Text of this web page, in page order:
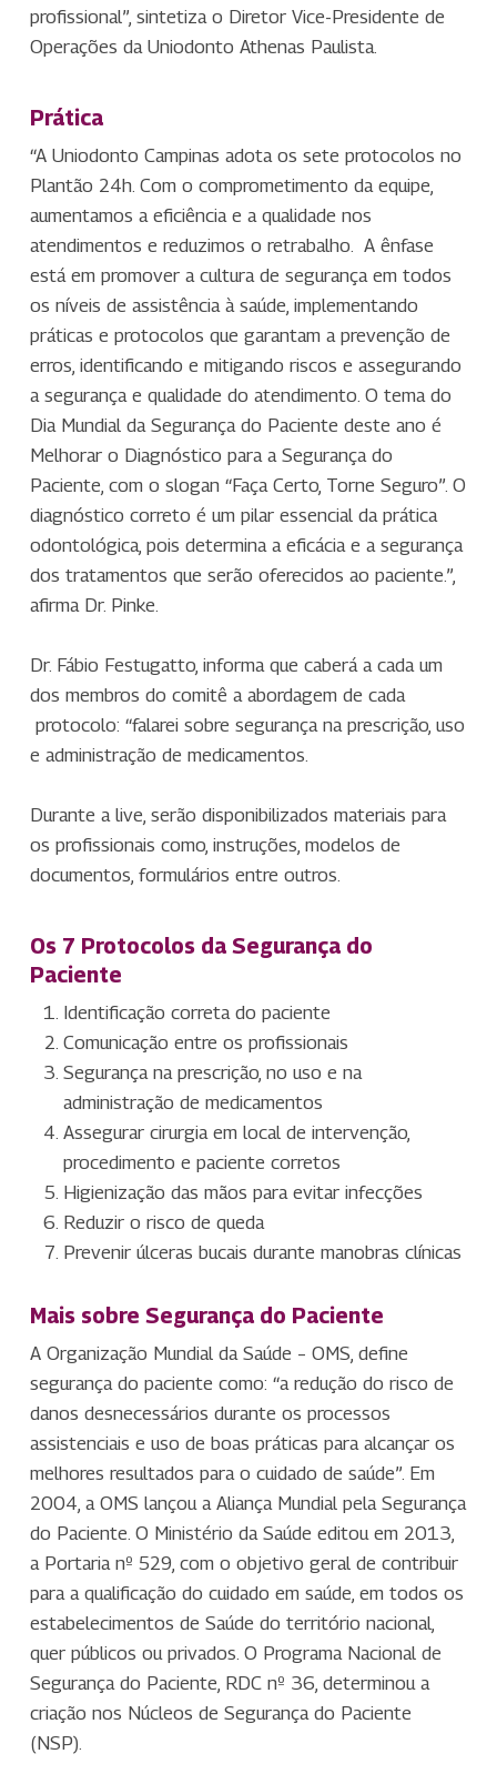
profissional”, sintetiza o Diretor Vice-Presidente de
Operações da Uniodonto Athenas Paulista.
Prática
“A Uniodonto Campinas adota os sete protocolos no
Plantão 24h. Com o comprometimento da equipe,
aumentamos a eficiência e a qualidade nos
atendimentos e reduzimos o retrabalho. A ênfase
está em promover a cultura de segurança em todos
os níveis de assistência à saúde, implementando
práticas e protocolos que garantam a prevenção de
erros, identificando e mitigando riscos e assegurando
a segurança e qualidade do atendimento. O tema do
Dia Mundial da Segurança do Paciente deste ano é
Melhorar o Diagnóstico para a Segurança do
Paciente, com o slogan “Faça Certo, Torne Seguro”. O
diagnóstico correto é um pilar essencial da prática
odontológica, pois determina a eficácia e a segurança
dos tratamentos que serão oferecidos ao paciente.”,
afirma Dr. Pinke.
Dr. Fábio Festugatto, informa que caberá a cada um
dos membros do comitê a abordagem de cada
protocolo: “falarei sobre segurança na prescrição, uso
e administração de medicamentos.
Durante a live, serão disponibilizados materiais para
os profissionais como, instruções, modelos de
documentos, formulários entre outros.
Os 7 Protocolos da Segurança do
Paciente
Identificação correta do paciente
Comunicação entre os profissionais
Segurança na prescrição, no uso e na
administração de medicamentos
Assegurar cirurgia em local de intervenção,
procedimento e paciente corretos
Higienização das mãos para evitar infecções
Reduzir o risco de queda
Prevenir úlceras bucais durante manobras clínicas
Mais sobre Segurança do Paciente
A Organização Mundial da Saúde – OMS, define
segurança do paciente como: “a redução do risco de
danos desnecessários durante os processos
assistenciais e uso de boas práticas para alcançar os
melhores resultados para o cuidado de saúde”. Em
2004, a OMS lançou a Aliança Mundial pela Segurança
do Paciente. O Ministério da Saúde editou em 2013,
a Portaria nº 529, com o objetivo geral de contribuir
para a qualificação do cuidado em saúde, em todos os
estabelecimentos de Saúde do território nacional,
quer públicos ou privados. O Programa Nacional de
Segurança do Paciente, RDC nº 36, determinou a
criação nos Núcleos de Segurança do Paciente
(NSP).